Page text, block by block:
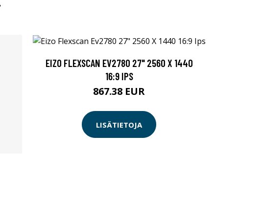
EIZO FLEXSCAN EV2780 27" 2560 X 1440
16:9 IPS
867.38 EUR
LISÄTIETOJA